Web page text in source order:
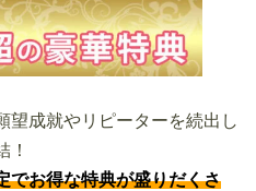
望成就やリピーターを続出し
！
でお得な特典が盛りだくさ